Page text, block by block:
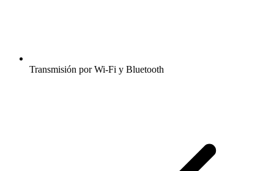
Transmisión por Wi-Fi y Bluetooth